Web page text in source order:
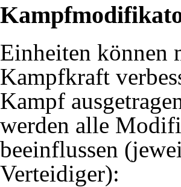
Einheiten können
Kampfkraft
Kampf
werden alle
beeinflussen
Verteidiger):